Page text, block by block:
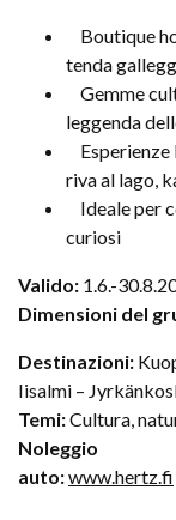
Boutique
tenda
Gemme
leggenda
Esperienze
riva al lago,
Ideale per
curiosi
Valido: 1.6.-
Dimensioni del
Destinazioni:
Iisalmi –
Temi:Cultura,
Noleggio
auto:www.hertz.fi